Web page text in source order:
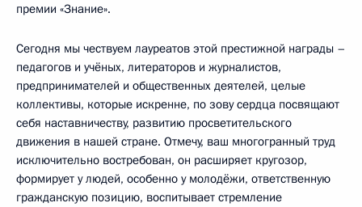
премии «Знание».
Сегодня мы чествуем лауреатов этой престижной награды –
педагогов и учёных, литераторов и журналистов,
предпринимателей и общественных деятелей, целые
коллективы, которые искренне, по зову сердца посвящают
себя наставничеству, развитию просветительского
движения в нашей стране. Отмечу, ваш многогранный труд
исключительно востребован, он расширяет кругозор,
формирует у людей, особенно у молодёжи, ответственную
гражданскую позицию, воспитывает стремление